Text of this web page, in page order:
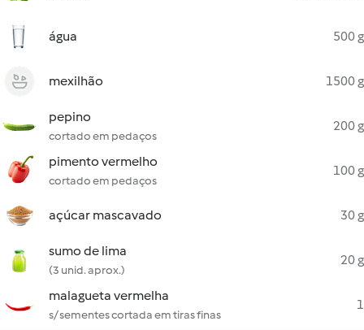
água 500 g
mexilhão 1500 g
pepino
cortado em pedaços
200 g
pimento vermelho
cortado em pedaços
100 g
açúcar mascavado 30 g
sumo de lima
(3 unid. aprox.)
20 g
malagueta vermelha
s/ sementes cortada em tiras finas
1